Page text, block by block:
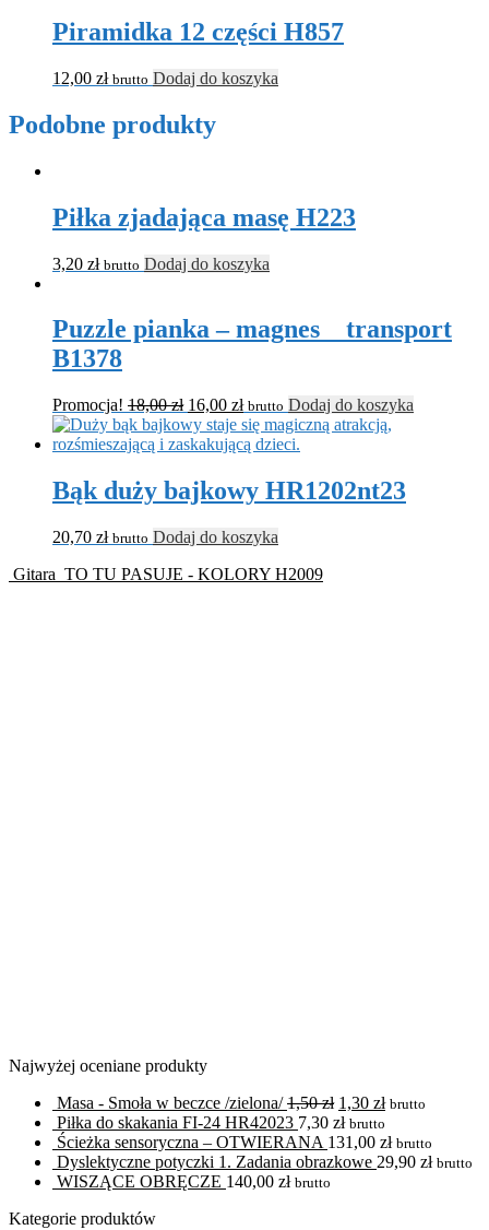
Piramidka 12 części H857
12,00 zł brutto Dodaj do koszyka
Podobne produkty
Piłka zjadająca masę H223
3,20 zł brutto Dodaj do koszyka
Puzzle pianka – magnes _ transport
B1378
Promocja! 18,00zł 16,00 zł brutto Dodaj do koszyka
Bąk duży bajkowy HR1202nt23
20,70 zł brutto Dodaj do koszyka
Gitara TO TU PASUJE - KOLORY H2009
Najwyżej oceniane produkty
Masa - Smoła w beczce /zielona/ 1,50zł 1,30 zł brutto
Piłka do skakania FI-24 HR42023 7,30 zł brutto
Ścieżka sensoryczna – OTWIERANA 131,00 zł brutto
Dyslektyczne potyczki 1. Zadania obrazkowe 29,90 zł brutto
WISZĄCE OBRĘCZE 140,00 zł brutto
Kategorie produktów